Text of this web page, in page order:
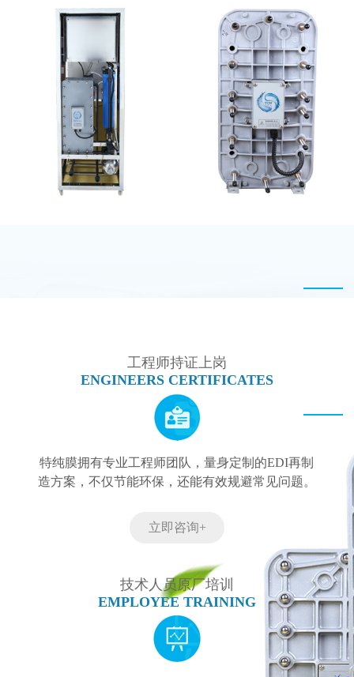
GE EDI模块维修
PureTec （浦睿）EDI模
块维修
工程师持证上岗
ENGINEERS CERTIFICATES
特纯膜拥有专业工程师团队，量身定制的EDI再制
造方案，不仅节能环保，还能有效规避常见问题。
立即咨询+
技术人员原厂培训
EMPLOYEE TRAINING